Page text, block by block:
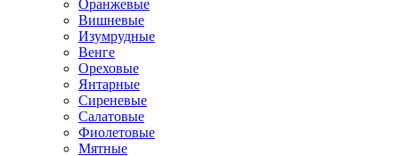
Оранжевые
Вишневые
Изумрудные
Венге
Ореховые
Янтарные
Сиреневые
Салатовые
Фиолетовые
Мятные